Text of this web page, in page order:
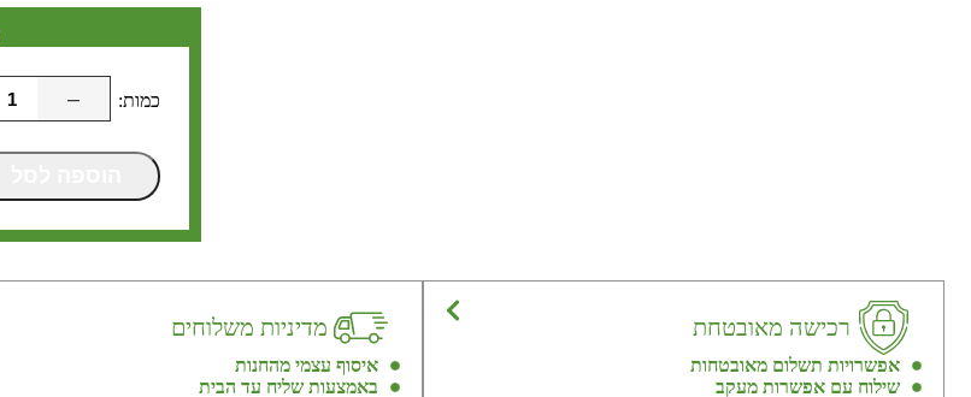
–
רכישה מאובטחת
אפשרויות תשלום מאובטחות
שילוח עם אפשרות מעקב
מדיניות משלוחים
איסוף עצמי מהחנות
באמצעות שליח עד הבית